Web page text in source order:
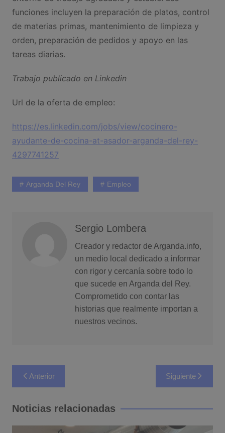
funciones incluyen la preparación de platos, control
de materias primas, mantenimiento de limpieza y
orden, preparación de pedidos y apoyo en las
tareas diarias.
Trabajo publicado en Linkedin
Url de la oferta de empleo:
https://es.linkedin.com/jobs/view/cocinero-
ayudante-de-cocina-at-asador-arganda-del-rey-
4297741257
Arganda Del Rey Empleo
Sergio Lombera
Creador y redactor de Arganda.info,
un medio local dedicado a informar
con rigor y cercanía sobre todo lo
que sucede en Arganda del Rey.
Comprometido con contar las
historias que realmente importan a
nuestros vecinos.
Navegación
de
entradas
Anterior Siguiente
Noticias relacionadas